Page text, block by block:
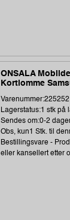
ONSALA
Kortlomme
Lagerstatus:1 stk på
Sendes om:0-2
Obs, kun1 Stk. til
Bestillingsvare -
eller kansellert etter